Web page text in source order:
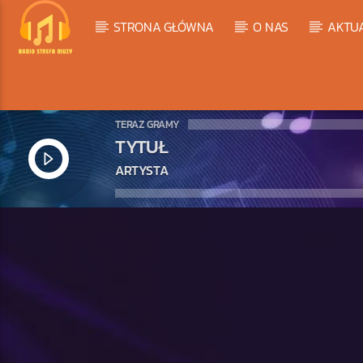
STRONA GŁÓWNA O NAS
TERAZ GRAMY
TYTUŁ
ARTYSTA